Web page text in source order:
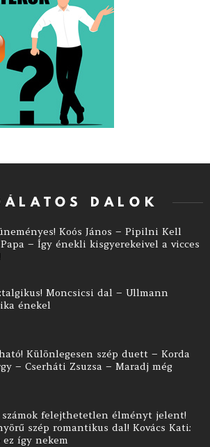
DALOK
Koós János – Pipilni Kell
– Így énekli kisgyerekeivel a vicces
Moncsicsi dal – Ullmann
énekel
Különlegesen szép duett – Korda
– Cserháti Zsuzsa – Maradj még
számok felejthetetlen élményt jelent!
szép romantikus dal! Kovács Kati:
ez így nekem